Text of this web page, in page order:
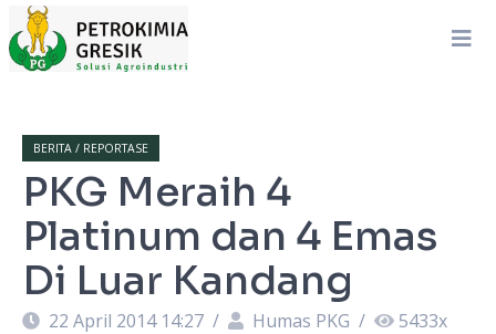
BERITA / REPORTASE
PKG Meraih 4
Platinum dan 4 Emas
Di Luar Kandang
22 April 2014 14:27 / Humas PKG / 5433x